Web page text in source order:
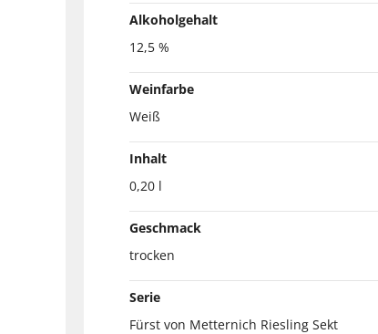
Alkoholgehalt
12,5 %
Weinfarbe
Weiß
Inhalt
0,20 l
Geschmack
trocken
Serie
Fürst von Metternich Riesling Sekt